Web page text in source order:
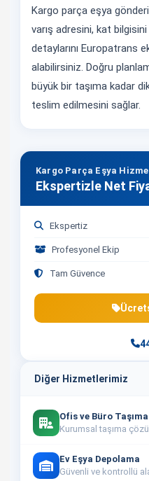
Kargo parça eşya
varış adresini, kat
detaylarını Europatrans
alabilirsiniz. Doğru
büyük bir taşıma kadar
teslim edilmesini sağlar.
Kargo Parça Eşya
Ekspertizle Net
Ekspertiz
Profesyonel Ekip
Tam Güvence
Diğer Hizmetlerimiz
Ofis ve Büro Taşıma
Kurumsal taşıma
Ev Eşya Depolama
Güvenli ve kontrollü